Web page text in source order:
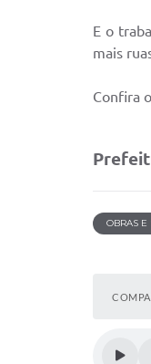
E o
mais
Confira
OBRAS E